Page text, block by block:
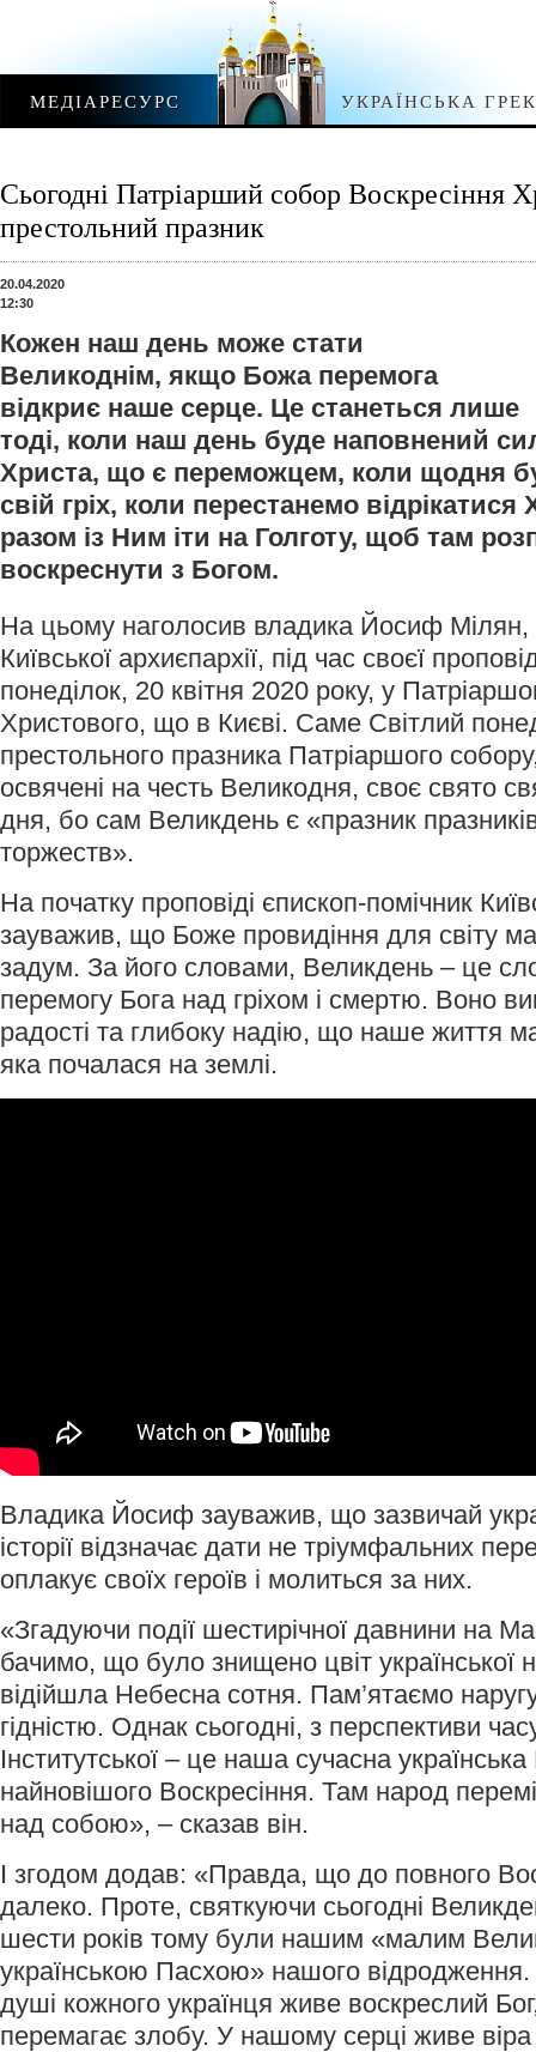
МЕДІАРЕСУРС УКРАЇНСЬКА
Сьогодні Патріарший собор Воскресіння
престольний празник
20.04.2020
12:30
Кожен наш день може стати
Великоднім, якщо Божа перемога
відкриє наше серце. Це станеться лише
тоді, коли наш день буде наповнений
Христа, що є переможцем, коли щодня
свій гріх, коли перестанемо
разом із Ним іти на Голготу, щоб там
воскреснути з Богом.
На цьому наголосив владика Йосиф Мілян,
Київської архиєпархії, під час своєї
понеділок, 20 квітня 2020 року, у
Христового, що в Києві. Саме Світлий
престольного празника Патріаршого
освячені на честь Великодня, своє свято
дня, бо сам Великдень є «празник
торжеств».
На початку проповіді єпископ-помічник
зауважив, що Боже провидіння для світу
задум. За його словами, Великдень – це
перемогу Бога над гріхом і смертю. Воно
радості та глибоку надію, що наше життя
яка почалася на землі.
Владика Йосиф зауважив, що зазвичай
історії відзначає дати не тріумфальних
оплакує своїх героїв і молиться за них.
«Згадуючи події шестирічної давнини на
бачимо, що було знищено цвіт української
відійшла Небесна сотня. Пам’ятаємо
гідністю. Однак сьогодні, з перспективи
Інститутської – це наша сучасна українська
найновішого Воскресіння. Там народ
над собою», – сказав він.
І згодом додав: «Правда, що до повного
далеко. Проте, святкуючи сьогодні
шести років тому були нашим «малим
українською Пасхою» нашого
душі кожного українця живе воскреслий
перемагає злобу. У нашому серці живе